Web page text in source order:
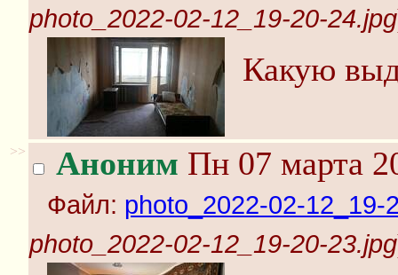
photo_2022-02-12_19-20-24.jpg
Какую
>> Аноним Пн 07 марта
Файл: photo_2022-02-12_19-
photo_2022-02-12_19-20-23.jpg